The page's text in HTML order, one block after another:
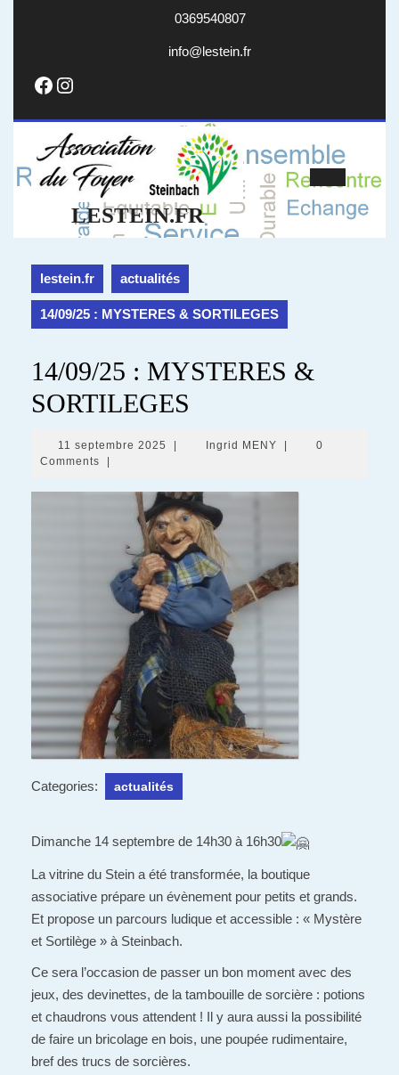
0369540807
info@lestein.frinfo@lestein.fr
Facebook
Instagram
LESTEIN.FR
Open
lestein.fr actualités
14/09/25 : MYSTERES & SORTILEGES
14/09/25 : MYSTERES &
SORTILEGES
11 septembre 2025 11
Ingrid MENY Ingrid
0
Comments
Categories: actualités
Dimanche 14 septembre de 14h30 à 16h30
La vitrine du Stein a été transformée, la boutique
associative prépare un évènement pour petits et grands.
Et propose un parcours ludique et accessible : « Mystère
et Sortilège » à Steinbach.
Ce sera l’occasion de passer un bon moment avec des
jeux, des devinettes, de la tambouille de sorcière : potions
et chaudrons vous attendent ! Il y aura aussi la possibilité
de faire un bricolage en bois, une poupée rudimentaire,
bref des trucs de sorcières.